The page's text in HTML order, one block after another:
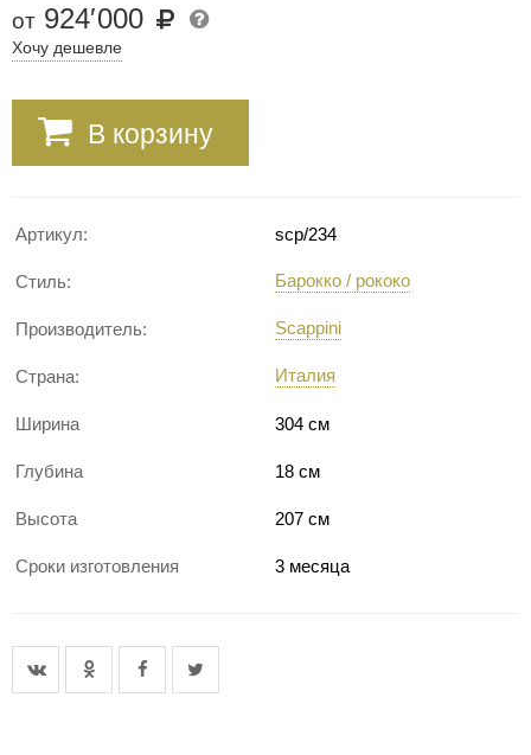
от 924′000
Хочу дешевле
В корзину
Артикул: scp/234
Стиль: Барокко / рококо
Производитель: Scappini
Страна: Италия
Ширина 304 см
Глубина 18 см
Высота 207 см
Сроки изготовления 3 месяца